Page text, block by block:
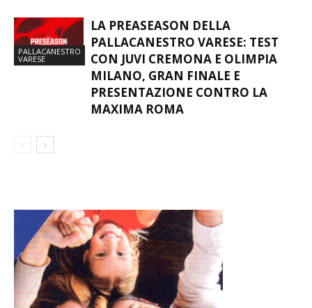
PALLACANESTRO
VARESE
LA PREASEASON DELLA
PALLACANESTRO VARESE: TEST
CON JUVI CREMONA E OLIMPIA
MILANO, GRAN FINALE E
PRESENTAZIONE CONTRO LA
MAXIMA ROMA